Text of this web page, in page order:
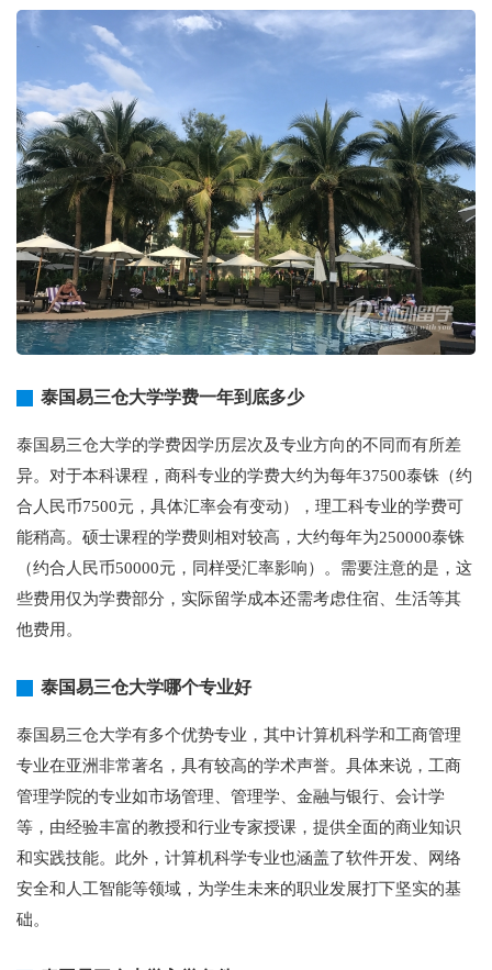
泰国易三仓大学学费一年到底多少
泰国易三仓大学的学费因学历层次及专业方向的不同而有所差
异。对于本科课程，商科专业的学费大约为每年37500泰铢（约
合人民币7500元，具体汇率会有变动），理工科专业的学费可
能稍高。硕士课程的学费则相对较高，大约每年为250000泰铢
（约合人民币50000元，同样受汇率影响）。需要注意的是，这
些费用仅为学费部分，实际留学成本还需考虑住宿、生活等其
他费用。
泰国易三仓大学哪个专业好
泰国易三仓大学有多个优势专业，其中计算机科学和工商管理
专业在亚洲非常著名，具有较高的学术声誉。具体来说，工商
管理学院的专业如市场管理、管理学、金融与银行、会计学
等，由经验丰富的教授和行业专家授课，提供全面的商业知识
和实践技能。此外，计算机科学专业也涵盖了软件开发、网络
安全和人工智能等领域，为学生未来的职业发展打下坚实的基
础。